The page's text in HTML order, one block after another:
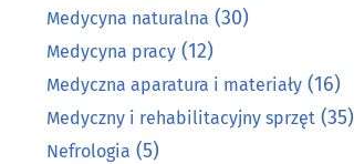
Medycyna naturalna (30)
Medycyna pracy (12)
Medyczna aparatura i materiały (16)
Medyczny i rehabilitacyjny sprzęt (35)
Nefrologia (5)